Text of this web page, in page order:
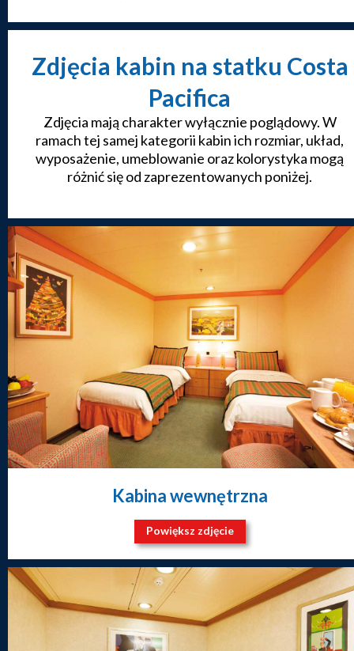
Zdjęcia kabin na statku Costa
Pacifica
Zdjęcia mają charakter wyłącznie poglądowy. W
ramach tej samej kategorii kabin ich rozmiar, układ,
wyposażenie, umeblowanie oraz kolorystyka mogą
różnić się od zaprezentowanych poniżej.
Kabina wewnętrzna
Powiększ zdjęcie